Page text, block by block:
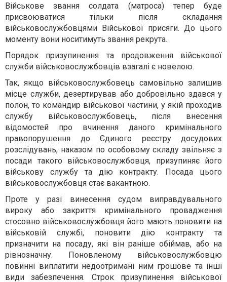
Військове звання солдата (матроса) тепер буде
присвоюватися тільки після складання
військовослужбовцями Військової присяги. До цього
моменту вони носитимуть звання рекрута.
Порядок призупинення та продовження військової
служби військовослужбовців взагалі є новелою.
Так, якщо військовослужбовець самовільно залишив
місце служби, дезертирував або добровільно здався у
полон, то командир військової частини, у якій проходив
службу військовослужбовець, після внесення
відомостей про вчинення даного кримінального
правопорушення до Єдиного реєстру досудових
розслідувань, наказом по особовому складу звільняє з
посади такого військовослужбовця, призупиняє його
військову службу та дію контракту. Посада цього
військовослужбовця стає вакантною.
Проте у разі винесення судом виправдувального
вироку або закриття кримінального провадження
стосовно військовослужбовця його мають поновити на
військовій службі, поновити дію контракту та
призначити на посаду, які він раніше обіймав, або на
рівнозначну. Поновленому військовослужбовцю
повинні виплатити недоотримані ним грошове та інші
види забезпечення. Строк призупинення військової